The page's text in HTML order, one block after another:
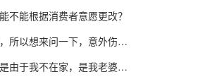
不能根据消费者意愿更改？
最近买了一份意外险，所以想来问一下，意外伤害保险和工伤保险之间有什么区别？
刚买了一份保险，但是由于我不在家，是我老婆在保险合同代签字的，想问一下这样有影响吗？